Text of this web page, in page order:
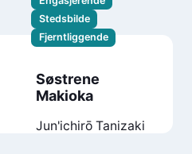
Stedsbilde
Fjerntliggende
Søstrene
Makioka
Jun'ichirō Tanizaki